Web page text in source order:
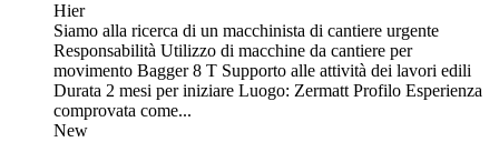
Hier
Siamo alla ricerca di un macchinista di cantiere urgente
Responsabilità Utilizzo di macchine da cantiere per
movimento Bagger 8 T Supporto alle attività dei lavori edili
Durata 2 mesi per iniziare Luogo: Zermatt Profilo Esperienza
comprovata come...
New